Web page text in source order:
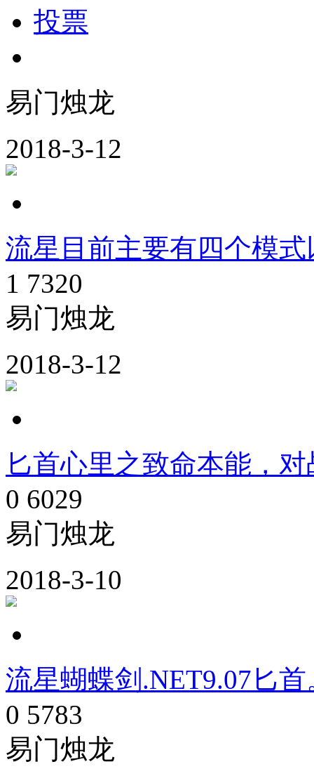
投票
易门烛龙
2018-3-12
流星目前主要有四个模
1 7320
易门烛龙
2018-3-12
匕首心里之致命本能，
0 6029
易门烛龙
2018-3-10
流星蝴蝶剑.NET9.07匕首
0 5783
易门烛龙